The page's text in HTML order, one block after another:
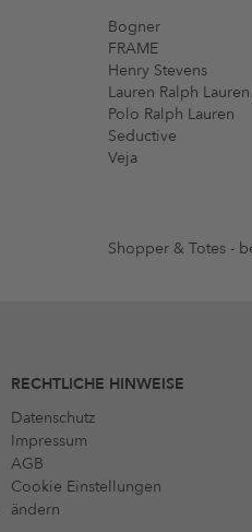
Bogner
FRAME
Henry Stevens
Lauren Ralph Lauren
Polo Ralph Lauren
Seductive
Veja
Shopper & Totes -
RECHTLICHE HINWEISE
Datenschutz
Impressum
AGB
Cookie Einstellungen
ändern